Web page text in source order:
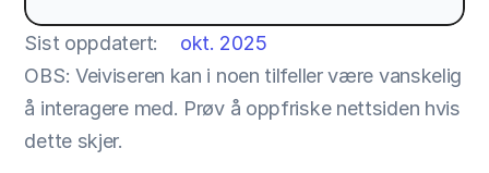
Sist oppdatert:
okt. 2025
OBS: Veiviseren kan i noen tilfeller være vanskelig
å interagere med. Prøv å oppfriske nettsiden hvis
dette skjer.